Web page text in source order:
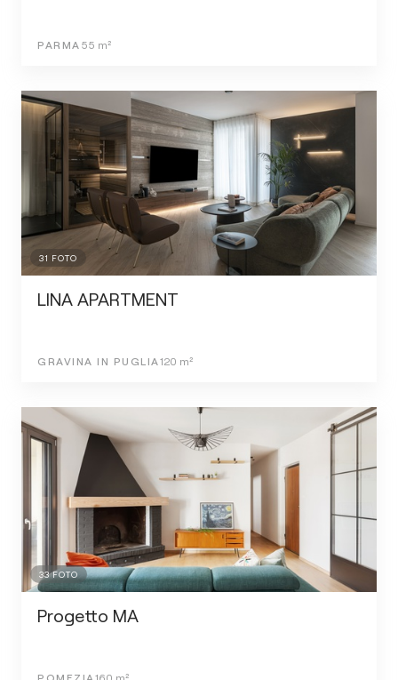
PARMA 55 m²
31 FOTO
LINA APARTMENT
GRAVINA IN PUGLIA 120 m²
33FOTO
Progetto MA
POMEZIA 160 m²